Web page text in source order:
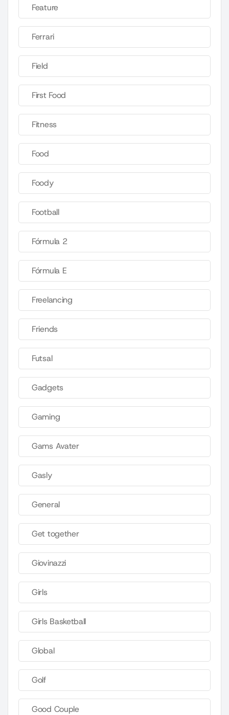
Feature
Ferrari
Field
First Food
Fitness
Food
Foody
Football
Fórmula 2
Fórmula E
Freelancing
Friends
Futsal
Gadgets
Gaming
Gams Avater
Gasly
General
Get together
Giovinazzi
Girls
Girls Basketball
Global
Golf
Good Couple